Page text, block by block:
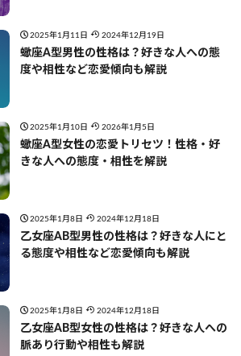
2025年1月11日 2024年12月19日
蠍座A型男性の性格は？好きな人への態
度や相性など恋愛傾向も解説
2025年1月10日 2026年1月5日
蠍座A型女性の恋愛トリセツ！性格・好
きな人への態度・相性を解説
2025年1月8日 2024年12月18日
乙女座AB型男性の性格は？好きな人にと
る態度や相性など恋愛傾向も解説
2025年1月8日 2024年12月18日
乙女座AB型女性の性格は？好きな人への
脈あり行動や相性も解説